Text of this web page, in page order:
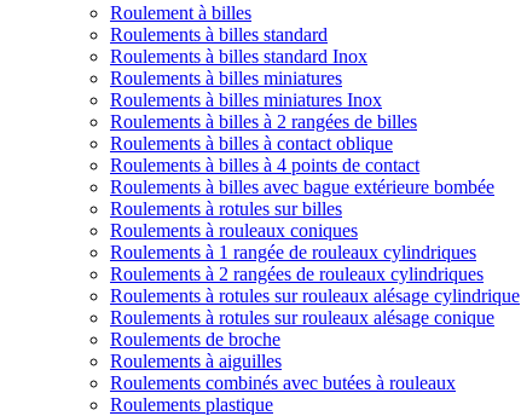
Roulement à billes
Roulements à billes standard
Roulements à billes standard Inox
Roulements à billes miniatures
Roulements à billes miniatures Inox
Roulements à billes à 2 rangées de billes
Roulements à billes à contact oblique
Roulements à billes à 4 points de contact
Roulements à billes avec bague extérieure bombée
Roulements à rotules sur billes
Roulements à rouleaux coniques
Roulements à 1 rangée de rouleaux cylindriques
Roulements à 2 rangées de rouleaux cylindriques
Roulements à rotules sur rouleaux alésage cylindrique
Roulements à rotules sur rouleaux alésage conique
Roulements de broche
Roulements à aiguilles
Roulements combinés avec butées à rouleaux
Roulements plastique